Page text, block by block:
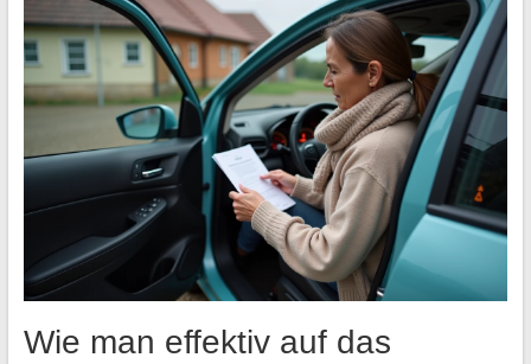
Wie man effektiv auf das